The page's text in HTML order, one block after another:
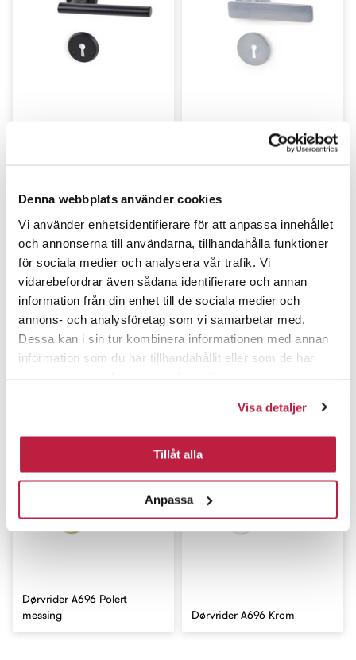
Denna webbplats använder cookies
Vi använder enhetsidentifierare för att anpassa innehållet
och annonserna till användarna, tillhandahålla funktioner
för sociala medier och analysera vår trafik. Vi
vidarebefordrar även sådana identifierare och annan
information från din enhet till de sociala medier och
annons- och analysföretag som vi samarbetar med.
Dessa kan i sin tur kombinera informationen med annan
information som du har tillhandahållit eller som de har
Visa detaljer
Tillåt alla
Anpassa
Dørvrider Monaco Børstet
Dørvrider A696 Clean
Dørvrider A696 Polert
messing
Dørvrider A696 Krom